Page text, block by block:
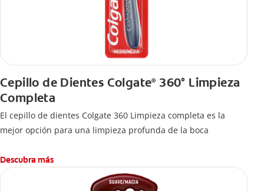
Cepillo de Dientes Colgate®360° Limpieza
Completa
El cepillo de dientes Colgate 360 Limpieza completa es la
mejor opción para una limpieza profunda de la boca
Descubra más